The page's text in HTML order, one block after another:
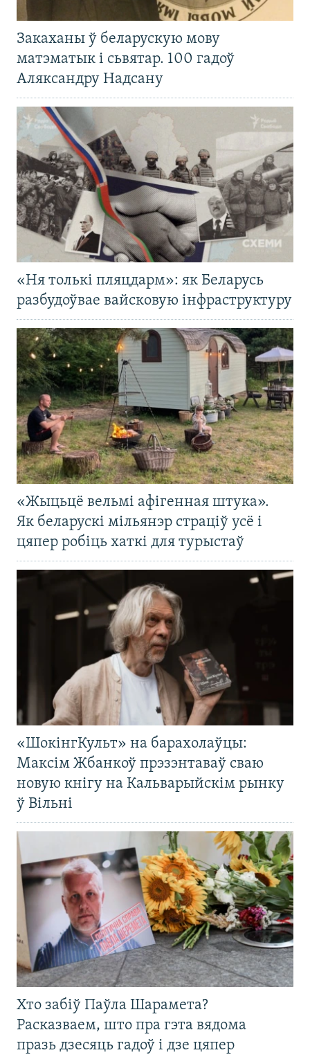
Закаханы ў беларускую мову
матэматык і сьвятар. 100 гадоў
Аляксандру Надсану
«Ня толькі пляцдарм»: як Беларусь
разбудоўвае вайсковую інфраструктуру
«Жыцьцё вельмі афігенная штука».
Як беларускі мільянэр страціў усё і
цяпер робіць хаткі для турыстаў
«ШокінгКульт» на барахолаўцы:
Максім Жбанкоў прэзэнтаваў сваю
новую кнігу на Кальварыйскім рынку
ў Вільні
Хто забіў Паўла Шарамета?
Расказваем, што пра гэта вядома
празь дзесяць гадоў і дзе цяпер